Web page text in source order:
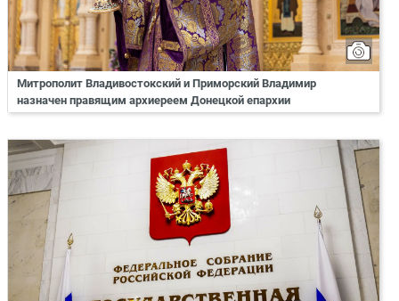
Митрополит Владивостокский и Приморский Владимир
назначен правящим архиереем Донецкой епархии